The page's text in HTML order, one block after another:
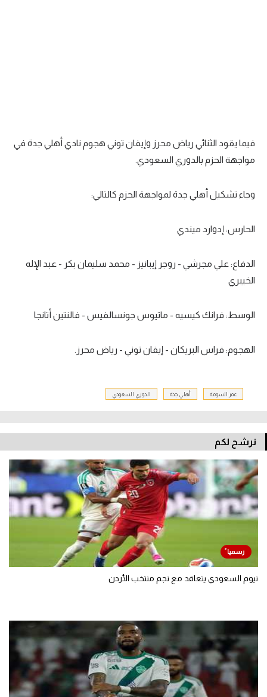
فيما يقود الثنائي رياض محرز وإيفان توني هجوم نادي أهلي جدة في
مواجهة الحزم بالدوري السعودي.
وجاء تشكيل أهلي جدة لمواجهة الحزم كالتالي:
الحارس: إدوارد ميندي
الدفاع: علي مجرشي - روجر إيبانيز - محمد سليمان بكر - عبد الإله
الخيبري
الوسط: فرانك كيسيه - ماتيوس جونسالفيس - فالنتين أتانجا
الهجوم: فراس البريكان - إيفان توني - رياض محرز.
عمر السومة أهلي جدة الدوري السعودي
نرشح لكم
نيوم السعودي يتعاقد مع نجم منتخب الأردن